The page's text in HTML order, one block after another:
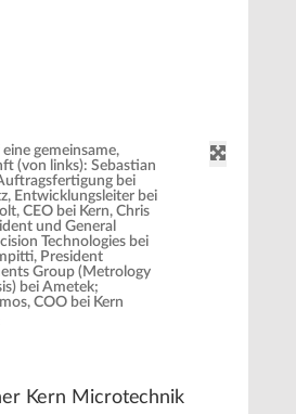
gemeinsame,
(von links): Sebastian
bei
Entwicklungsleiter bei
CEO bei Kern, Chris
und General
Technologies bei
President
Group (Metrology
bei Ametek;
COO bei Kern
Kern Microtechnik